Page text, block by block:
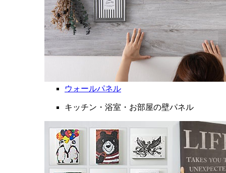
ウォールパネル
キッチン・浴室・お部屋の壁パネル